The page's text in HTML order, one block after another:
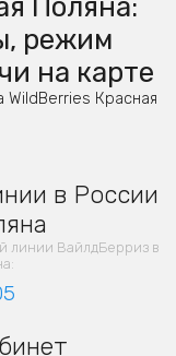
режим
на карте
WildBerries Красная
в России
линии ВайлдБерриз в